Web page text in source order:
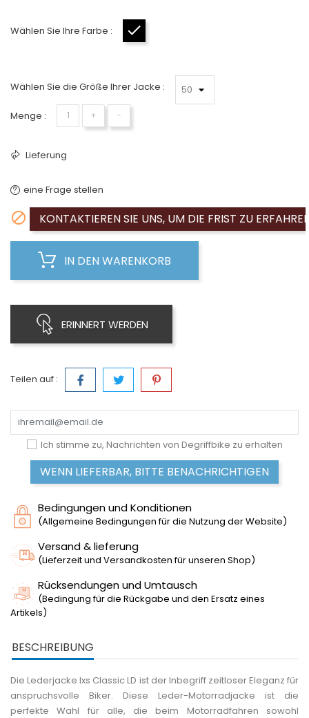
Wählen Sie Ihre Farbe :
Wählen Sie die Größe Ihrer Jacke :
Menge : + −
Lieferung
eine Frage stellen
 KONTAKTIEREN SIE UNS, UM DIE FRIST ZU
IN DEN WARENKORB
ERINNERT WERDEN
Teilen auf :
Ich stimme zu, Nachrichten von Degriffbike zu erhalten
WENN LIEFERBAR, BITTE BENACHRICHTIGEN
Bedingungen und Konditionen
(Allgemeine Bedingungen für die Nutzung der Website)
Versand & lieferung
(Lieferzeit und Versandkosten für unseren Shop)
Rücksendungen und Umtausch
(Bedingung für die Rückgabe und den Ersatz eines
Artikels)
BESCHREIBUNG
Die Lederjacke Ixs Classic LD ist der Inbegriff zeitloser Eleganz für
anspruchsvolle Biker. Diese Leder-Motorradjacke ist die
perfekte Wahl für alle, die beim Motorradfahren sowohl